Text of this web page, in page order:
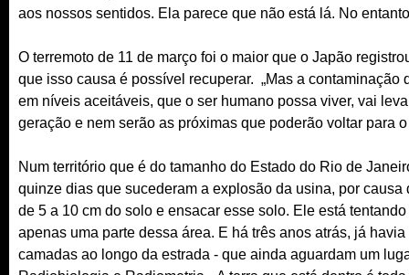
aos nossos sentidos. Ela parece que não está lá. No
O terremoto de 11 de março foi o maior que o Japão
que isso causa é possível recuperar. „Mas a
em níveis aceitáveis, que o ser humano possa viver, vai
geração e nem serão as próximas que poderão voltar para
Num território que é do tamanho do Estado do Rio de
quinze dias que sucederam a explosão da usina, por
de 5 a 10 cm do solo e ensacar esse solo. Ele está
apenas uma parte dessa área. E há três anos atrás, já
camadas ao longo da estrada - que ainda aguardam um